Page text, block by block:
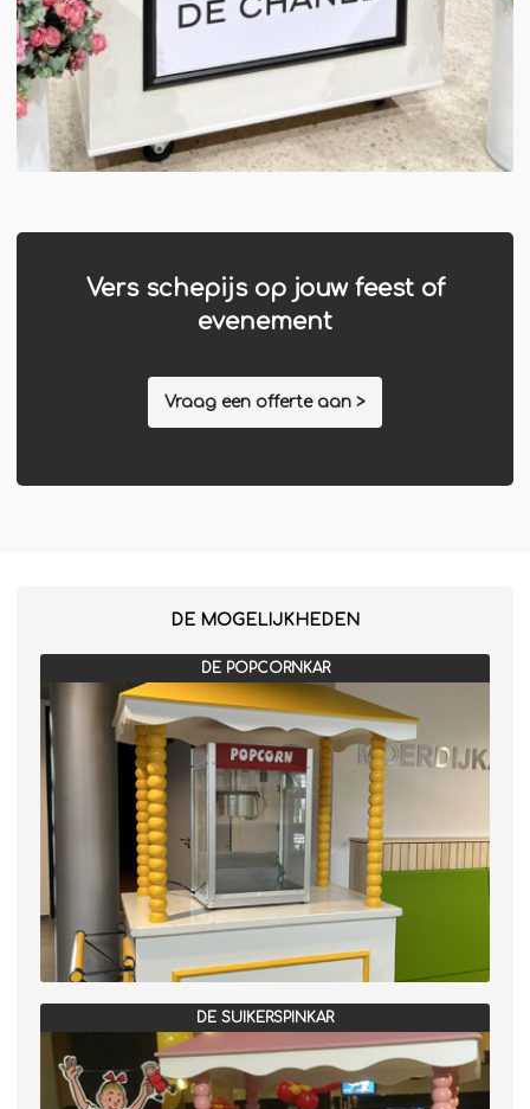
Vers schepijs op jouw feest of
evenement
Vraag een offerte aan >
DE MOGELIJKHEDEN
DE POPCORNKAR
DE SUIKERSPINKAR